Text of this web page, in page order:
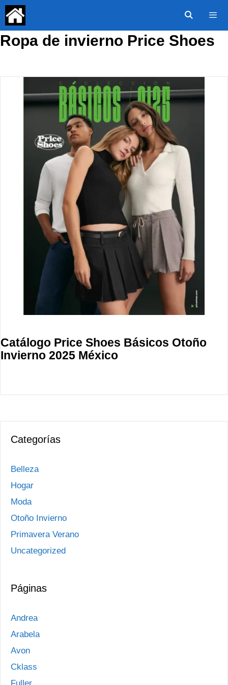
Saltar
contenido
Menú
Ropa de invierno Price Shoes
Catálogo Price Shoes Básicos Otoño
Invierno 2025 México
Categorías
Belleza
Hogar
Moda
Otoño Invierno
Primavera Verano
Uncategorized
Páginas
Andrea
Arabela
Avon
Cklass